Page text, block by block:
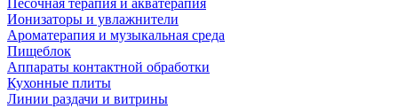
Песочная терапия и акватерапия
Ионизаторы и увлажнители
Ароматерапия и музыкальная среда
Пищеблок
Аппараты контактной обработки
Кухонные плиты
Линии раздачи и витрины